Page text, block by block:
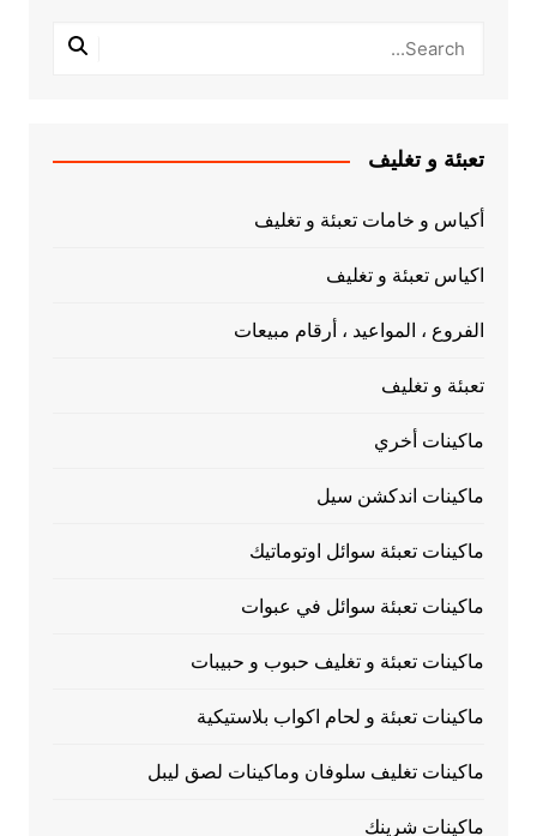
تعبئة و تغليف
أكياس و خامات تعبئة و تغليف
اكياس تعبئة و تغليف
الفروع ، المواعيد ، أرقام مبيعات
تعبئة و تغليف
ماكينات أخري
ماكينات اندكشن سيل
ماكينات تعبئة سوائل اوتوماتيك
ماكينات تعبئة سوائل في عبوات
ماكينات تعبئة و تغليف حبوب و حبيبات
ماكينات تعبئة و لحام اكواب بلاستيكية
ماكينات تغليف سلوفان وماكينات لصق ليبل
ماكينات شرينك